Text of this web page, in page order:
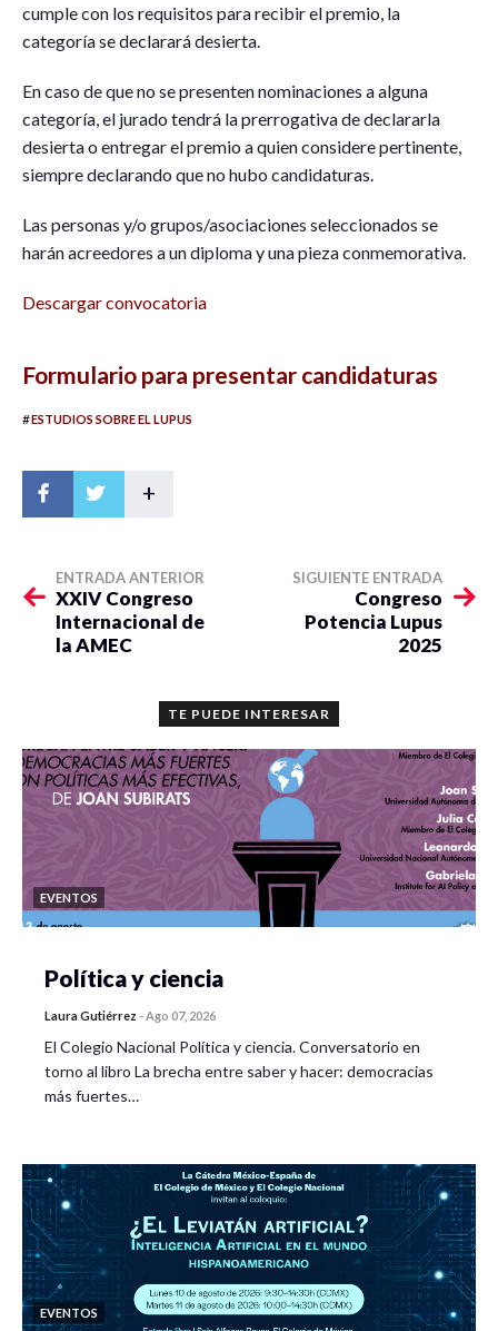
cumple con los requisitos para recibir el premio, la
categoría se declarará desierta.
En caso de que no se presenten nominaciones a alguna
categoría, el jurado tendrá la prerrogativa de declararla
desierta o entregar el premio a quien considere pertinente,
siempre declarando que no hubo candidaturas.
Las personas y/o grupos/asociaciones seleccionados se
harán acreedores a un diploma y una pieza conmemorativa.
Descargar convocatoria
Formulario para presentar candidaturas
#ESTUDIOS SOBRE EL LUPUS
+
ENTRADA ANTERIOR
XXIV Congreso
Internacional de
la AMEC
SIGUIENTE ENTRADA
Congreso
Potencia Lupus
2025
TE PUEDE INTERESAR
EVENTOS
Política y ciencia
Laura Gutiérrez -Ago 07, 2026
El Colegio Nacional Política y ciencia. Conversatorio en
torno al libro La brecha entre saber y hacer: democracias
más fuertes…
EVENTOS